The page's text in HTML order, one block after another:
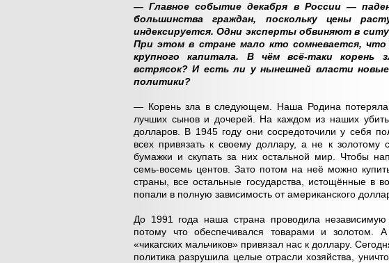
— Главное событие декабря в России —
большинства граждан, поскольку цены
индексируется. Одни эксперты обвиняют в
При этом в стране мало кто сомневается,
крупного капитала. В чём всё-таки
встрясок? И есть ли у нынешней власти
политики?
— Корень зла в следующем. Наша Родина
лучших сынов и дочерей. На каждом из наших
долларов. В 1945 году они сосредоточили у себя
всех привязать к своему доллару, а не к золотому
бумажки и скупать за них остальной мир. Чтобы
семь-восемь центов. Зато потом на неё можно
страны, все остальные государства, истощённые в
попали в полную зависимость от американского
До 1991 года наша страна проводила
потому что обеспечивался товарами и
«чикагских мальчиков» привязал нас к доллару.
политика разрушила целые отрасли хозяйства,